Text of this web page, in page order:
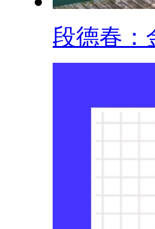
段德春：